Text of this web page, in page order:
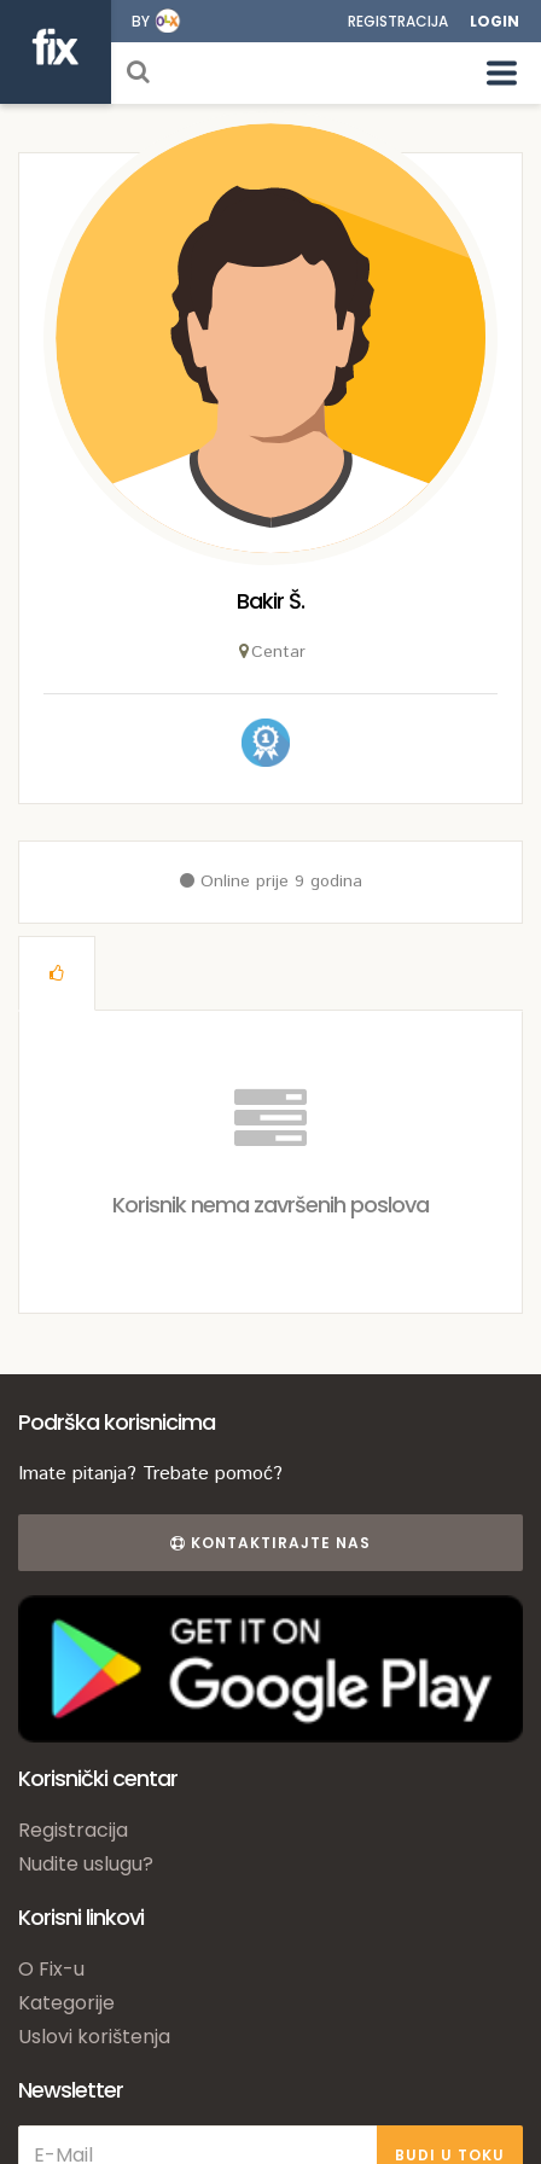
BY REGISTRACIJA LOGIN
Bakir Š.
Centar
Online prije 9 godina
Korisnik nema završenih poslova
Podrška korisnicima
Imate pitanja? Trebate pomoć?
KONTAKTIRAJTE NAS
Korisnički centar
Registracija
Nudite uslugu?
Korisni linkovi
O Fix-u
Kategorije
Uslovi korištenja
Newsletter
BUDI U TOKU